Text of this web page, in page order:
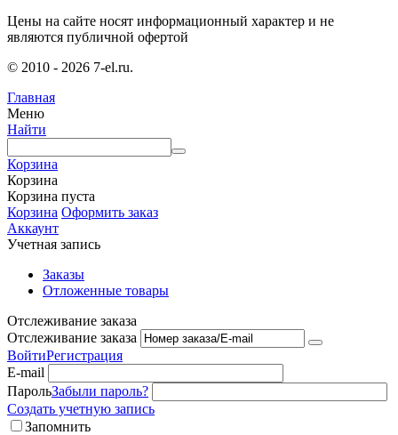
Цены на сайте носят информационный характер и не
являются публичной офертой
© 2010 - 2026 7-el.ru.
Главная
Меню
Найти
Корзина
Корзина
Корзина пуста
Корзина Оформить заказ
Аккаунт
Учетная запись
Заказы
Отложенные товары
Отслеживание заказа
Отслеживание заказа
ВойтиРегистрация
E-mail
ПарольЗабыли пароль?
Создать учетную запись
Запомнить